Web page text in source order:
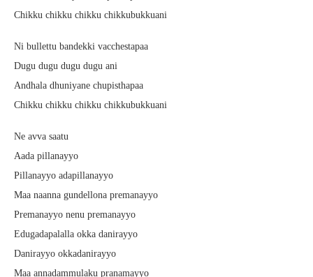
Chikku chikku chikku chikkubukkuani
Ni bullettu bandekki vacchestapaa
Dugu dugu dugu dugu ani
Andhala dhuniyane chupisthapaa
Chikku chikku chikku chikkubukkuani
Ne avva saatu
Aada pillanayyo
Pillanayyo adapillanayyo
Maa naanna gundellona premanayyo
Premanayyo nenu premanayyo
Edugadapalalla okka danirayyo
Danirayyo okkadanirayyo
Maa annadammulaku pranamayyo